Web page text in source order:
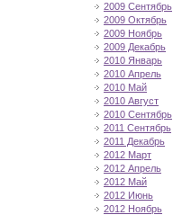
2009 Сентябрь
2009 Октябрь
2009 Ноябрь
2009 Декабрь
2010 Январь
2010 Апрель
2010 Май
2010 Август
2010 Сентябрь
2011 Сентябрь
2011 Декабрь
2012 Март
2012 Апрель
2012 Май
2012 Июнь
2012 Ноябрь